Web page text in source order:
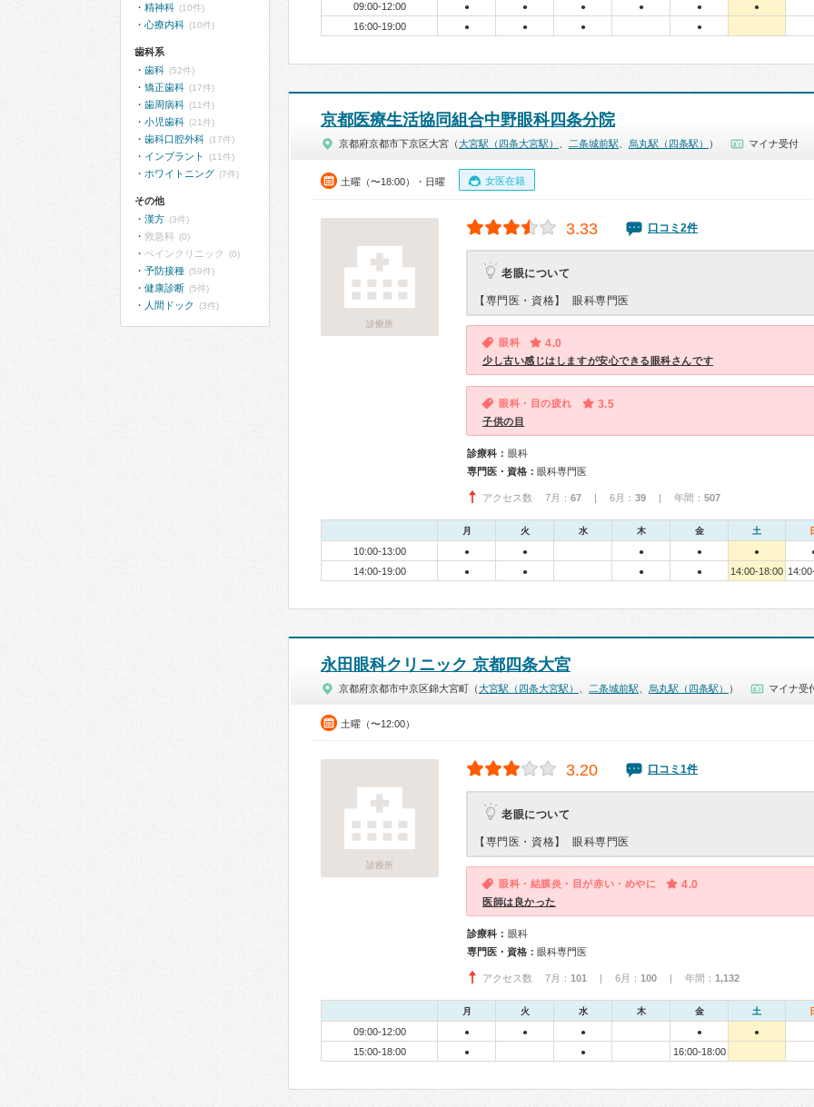
09:00-12:00 ● ● ● ● ● ●
16:00-19:00 ● ● ● ●
京都医療生活協同組合中野眼科四条分院
京都府京都市下京区大宮（大宮駅（四条大宮駅） 二条城前駅 烏丸駅（四条駅） ） マイナ受付
土曜（〜18:00）・日曜 女医在籍
診療所
3.33 口コミ2件
老眼について
【専門医・資格】 眼科専門医
眼科 4.0
少し古い感じはしますが安心できる眼科さんです
眼科・目の疲れ 3.5
子供の目
診療科： 眼科
専門医・資格： 眼科専門医
アクセス数 7月： 67 | 6月： 39 | 年間： 507
月 火 水 木 金 土
10:00-13:00 ● ● ● ● ●
14:00-19:00 ● ● ● ● 14:00-18:00
永田眼科クリニック 京都四条大宮
京都府京都市中京区錦大宮町（大宮駅（四条大宮駅） 二条城前駅 烏丸駅（四条駅） ） マイナ受
土曜（〜12:00）
診療所
3.20 口コミ1件
老眼について
【専門医・資格】 眼科専門医
眼科・結膜炎・目が赤い・めやに 4.0
医師は良かった
診療科： 眼科
専門医・資格： 眼科専門医
アクセス数 7月： 101 | 6月： 100 | 年間： 1,132
月 火 水 木 金 土
09:00-12:00 ● ● ● ● ●
15:00-18:00 ● ● 16:00-18:00
精神科 (10件)
心療内科 (10件)
歯科系
歯科 (52件)
矯正歯科 (17件)
歯周病科 (11件)
小児歯科 (21件)
歯科口腔外科 (17件)
インプラント (11件)
ホワイトニング (7件)
その他
漢方 (3件)
救急科 (0)
ペインクリニック (0)
予防接種 (59件)
健康診断 (5件)
人間ドック (3件)